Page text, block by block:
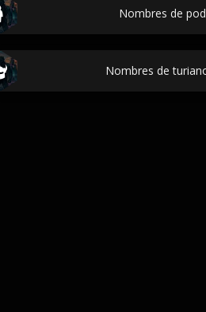
Nombres de
Nombres de